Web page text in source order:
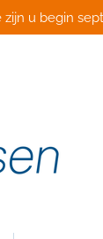
u begin